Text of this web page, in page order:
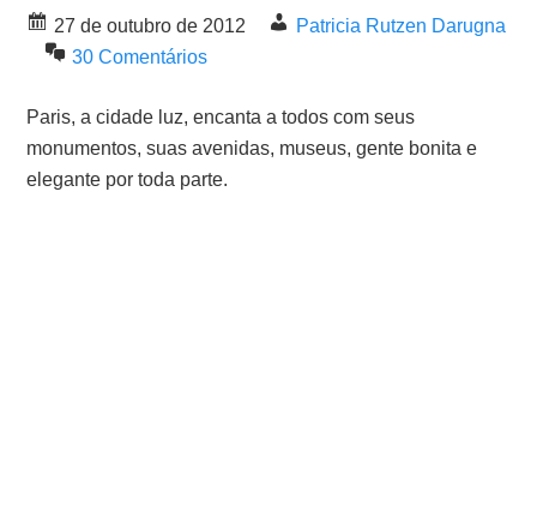
27 de outubro de 2012
Patricia Rutzen Darugna
30 Comentários
Paris, a cidade luz, encanta a todos com seus
monumentos, suas avenidas, museus, gente bonita e
elegante por toda parte.